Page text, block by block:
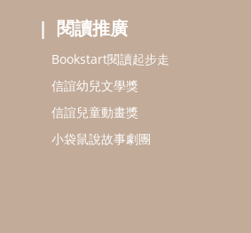
閱讀推廣
Bookstart閱讀起步走
信誼幼兒文學獎
信誼兒童動畫獎
小袋鼠說故事劇團